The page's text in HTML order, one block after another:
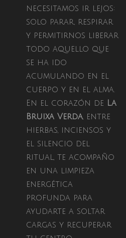
necesitamos ir lejos:
solo parar, respirar
y permitirnos liberar
todo aquello que
se ha ido
acumulando en el
cuerpo y en el alma.
En el corazón de La
Bruixa Verda, entre
hierbas, inciensos y
el silencio del
ritual, te acompaño
en una limpieza
energética
profunda para
ayudarte a soltar
cargas y recuperar